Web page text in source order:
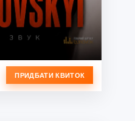
ПРИДБАТИ КВИТОК